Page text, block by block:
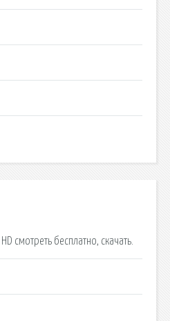
смотреть бесплатно, скачать.